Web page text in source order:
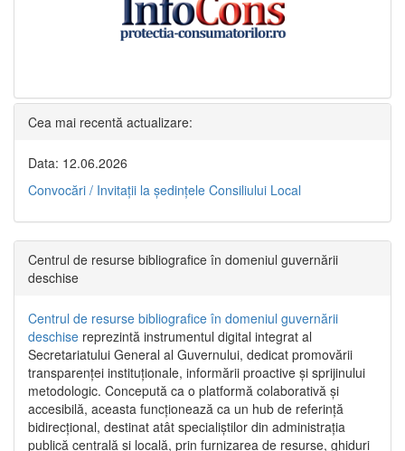
Cea mai recentă actualizare:
Data: 12.06.2026
Convocări / Invitaţii la şedinţele Consiliului Local
Centrul de resurse bibliografice în domeniul guvernării
deschise
Centrul de resurse bibliografice în domeniul guvernării
deschise reprezintă instrumentul digital integrat al
Secretariatului General al Guvernului, dedicat promovării
transparenței instituționale, informării proactive și sprijinului
metodologic. Concepută ca o platformă colaborativă și
accesibilă, aceasta funcționează ca un hub de referință
bidirecțional, destinat atât specialiștilor din administrația
publică centrală și locală, prin furnizarea de resurse, ghiduri